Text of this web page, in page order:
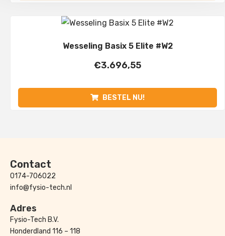
Wesseling Basix 5 Elite #W2
€3.696,55
BESTEL NU!
Contact
0174-706022
info@fysio-tech.nl
Adres
Fysio-Tech B.V.
Honderdland 116 – 118